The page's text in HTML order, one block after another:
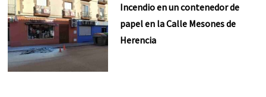
Incendio en un contenedor de
papel en la Calle Mesones de
Herencia